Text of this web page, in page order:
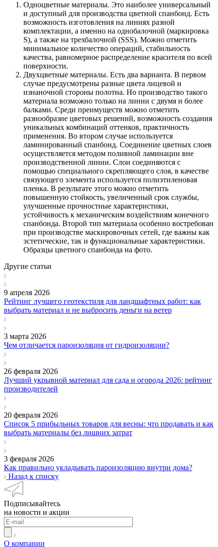
Одноцветные материалы. Это наиболее универсальный
и доступный для производства цветной спанбонд. Есть
возможность изготовления на линиях разной
комплектации, а именно на однобалочной (маркировка
S), а также на трехбалочной (SSS). Можно отметить
минимальное количество операций, стабильность
качества, равномерное распределение красителя по всей
поверхности.
Двухцветные материалы. Есть два варианта. В первом
случае предусмотрены разные цвета лицевой и
изнаночной стороны полотна. Но производство такого
материала возможно только на линии с двумя и более
балками. Среди преимуществ можно отметить
разнообразие цветовых решений, возможность создания
уникальных комбинаций оттенков, практичность
применения. Во втором случае используется
ламинированный спанбонд. Соединение цветных слоев
осуществляется методом поливной ламинации вне
производственной линии. Слои соединяются с
помощью специального скрепляющего слоя, в качестве
связующего элемента используется полиэтиленовая
пленка. В результате этого можно отметить
повышенную стойкость, увеличенный срок службы,
улучшенные прочностные характеристики,
устойчивость к механическим воздействиям конечного
спанбонда. Второй тип материала особенно востребован
при производстве маскировочных сетей, где важны как
эстетические, так и функциональные характеристики.
Образцы цветного спанбонда на фото.
Другие статьи
9 апреля 2026
Рейтинг лучшего геотекстиля для ландшафтных работ: как
выбрать материал и не выбросить деньги на ветер
3 марта 2026
Чем отличается пароизоляция от гидроизоляции?
26 февраля 2026
Лучший укрывной материал для сада и огорода 2026: рейтинг
производителей
20 февраля 2026
Список 5 прибыльных товаров для весны: что продавать и как
выбрать материалы без лишних затрат
3 февраля 2026
Как правильно укладывать пароизоляцию внутри дома?
Назад к списку
Подписывайтесь
на новости и акции
О компании